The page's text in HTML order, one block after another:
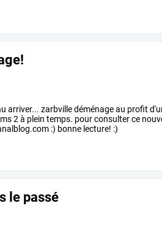
arriver... zarbville déménage au profit
2 à plein temps. pour consulter ce
:) bonne lecture! :)
le passé